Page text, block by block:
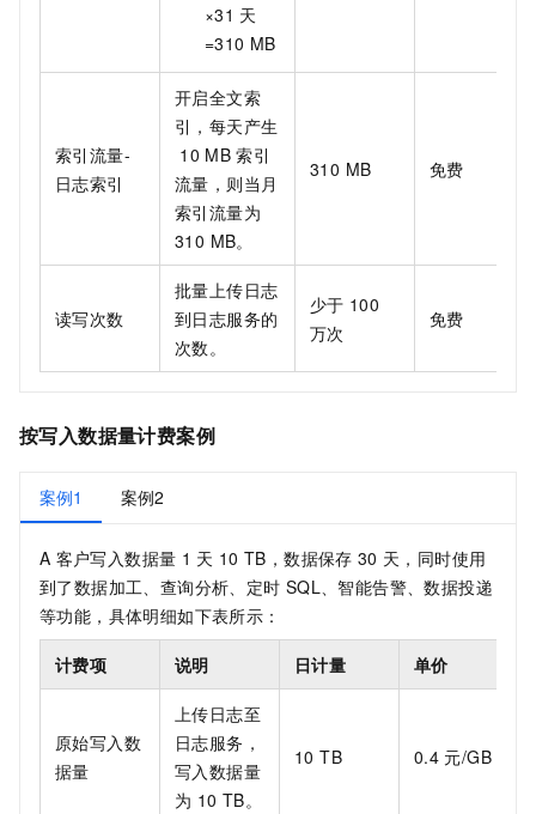
×31 天
=310 MB
索引流量-
日志索引
开启全文索
引，每天产生
10 MB 索引
流量，则当月
索引流量为
310 MB。
310 MB 免费
读写次数
批量上传日志
到日志服务的
次数。
少于 100
万次
免费
按写入数据量计费案例
案例1 案例2
A 客户写入数据量 1 天 10 TB，数据保存 30 天，同时使用
到了数据加工、查询分析、定时 SQL、智能告警、数据投递
等功能，具体明细如下表所示：
计费项 说明 日计量 单价
原始写入数
据量
上传日志至
日志服务，
写入数据量
为 10 TB。
10 TB 0.4 元/GB